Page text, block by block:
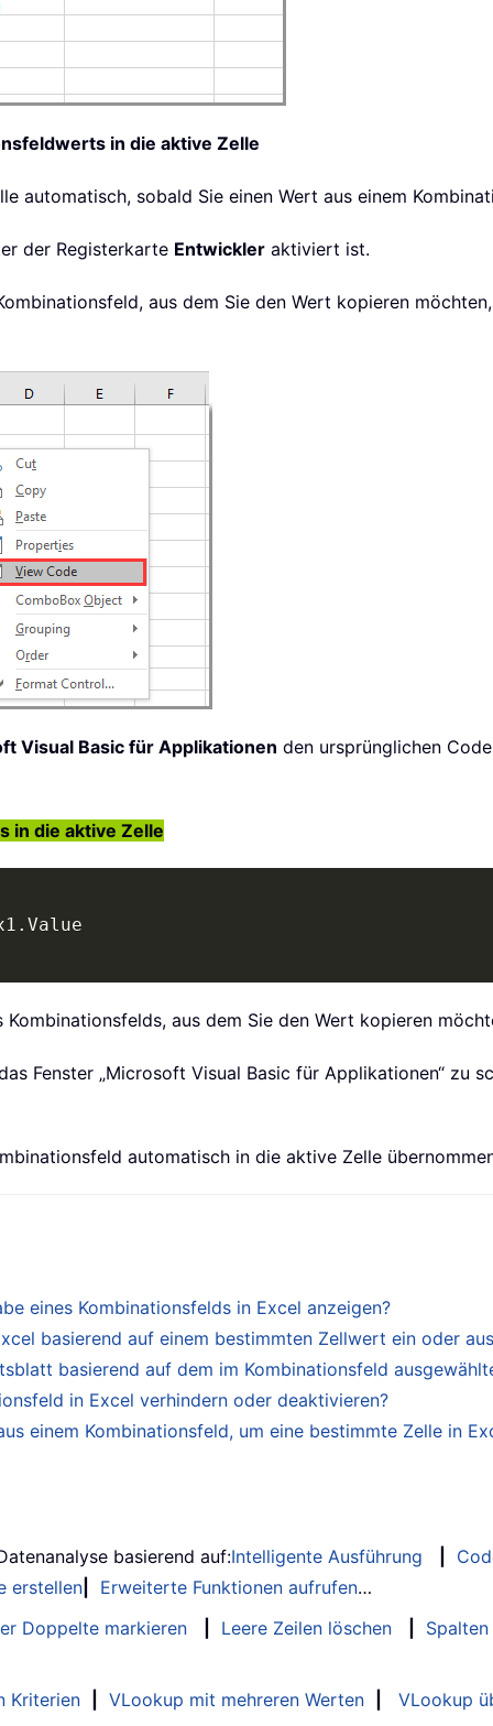
in die aktive Zelle
automatisch, sobald Sie einen Wert aus einem
der Registerkarte Entwickler aktiviert ist.
aus dem Sie den Wert kopieren
Visual Basic für Applikationen den ursprünglichen
in die aktive Zelle
.
Kombinationsfelds, aus dem Sie den Wert kopieren
Fenster „Microsoft Visual Basic für Applikationen“ zu
automatisch in die aktive Zelle
eines Kombinationsfelds in Excel anzeigen?
basierend auf einem bestimmten Zellwert ein oder
basierend auf dem im Kombinationsfeld
in Excel verhindern oder deaktivieren?
einem Kombinationsfeld, um eine bestimmte Zelle in
basierend auf:Intelligente Ausführung
erstellen
Erweiterte Funktionen aufrufen…
Doppelte markieren
Leere Zeilen löschen
Kriterien VLookup mit mehreren Werten VLookup